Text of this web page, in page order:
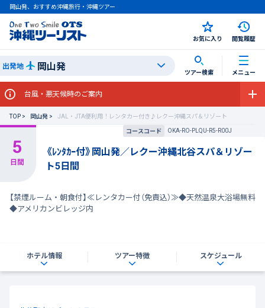
岡山発、おすすめ沖縄旅行・沖縄ツアー
お気に入り 閲覧履歴
出発地 岡山発 ツアー検索 メニュー
台風・悪天候時のご案内
TOP 岡山発
JAL・JTA便利用！レンタカー付き♪レクー沖縄スパ＆リゾート
コースコード
OKA-RO-PLQU-R5-R00J
《ﾚﾝﾀｶｰ付》岡山発／レクー沖縄北谷スパ＆リゾー
ト5日間
【禁煙ルーム・朝食付】≪レンタカー付（免責込）≫◆天然温泉大浴場無料
◆アメリカンビレッジ内
ホテル情報 ツアー特徴 スケジュール